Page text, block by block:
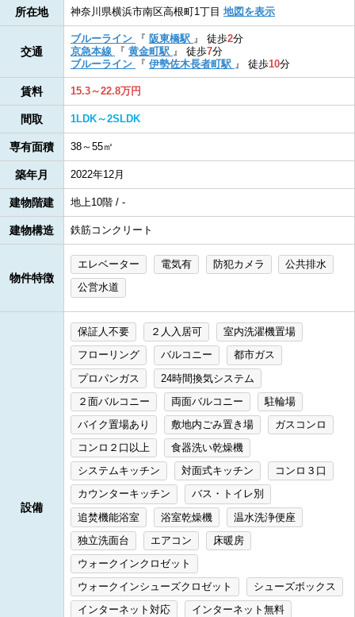
所在地 神奈川県横浜市南区高根町1丁目 地図を表示
交通
ブルーライン 『 阪東橋駅 』 徒歩2分
京急本線
『 黄金町駅 』 徒歩7分
ブルーライン
『 伊勢佐木長者町駅 』 徒歩10分
賃料 15.3～22.8万円
間取 1LDK～2SLDK
専有面積 38～55㎡
築年月 2022年12月
建物階建 地上10階 / -
建物構造 鉄筋コンクリート
物件特徴
エレベーター 電気有 防犯カメラ
公共排水
公営水道
設備
保証人不要 ２人入居可
室内洗濯機置場
フローリング
バルコニー
都市ガス
プロパンガス
24時間換気システム
２面バルコニー
両面バルコニー
駐輪場
バイク置場あり
敷地内ごみ置き場
ガスコンロ
コンロ２口以上
食器洗い乾燥機
システムキッチン
対面式キッチン
コンロ３口
カウンターキッチン
バス・トイレ別
追焚機能浴室
浴室乾燥機
温水洗浄便座
独立洗面台
エアコン
床暖房
ウォークインクロゼット
ウォークインシューズクロゼット
シューズボックス
インターネット対応
インターネット無料